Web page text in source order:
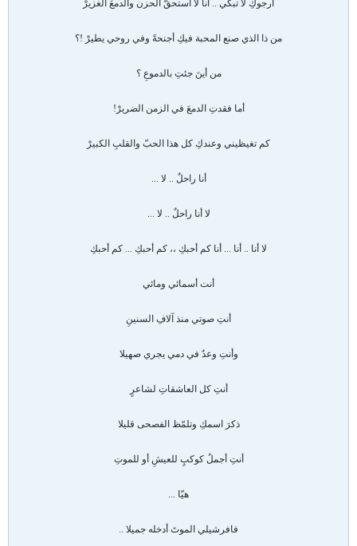
أرجوكِ لا تبكي .. أنا لا أستحقّ الحزن والدمعَ الغزيرْ
من ذا الذي صنع المحبة فيكِ أجنحةً وفي روحي يطيرْ !؟
من أينَ جئتِ بالدموعِ ؟
أما فقدتِ الدمعَ في الزمن الضريرْ!
كم تغيظيني وعندكِ كل هذا الحبّ والقلبِ الكبيرْ
أنا راحلٌ .. لا ...
لا أنا راحلٌ .. لا ...
لا أنا .. أنا ... أنا كم أحبكِ ،، كم أحبكِ ... كم أحبكِ
أنت أسمائي ومائي
أنتِ صوتي منذ آلافِ السنينِ
وأنتِ وعدٌ في دمي يجري صهيلا
أنتِ كل العاشقاتِ لشاعرٍ
ذكرَ اسمكِ وتلمّظ الفصحى قليلا
أنتِ أجملُ كوكبٍ للعيشِ أو للموتِ
هيّا ...
فافرشيلي الموتَ أدخله جميلا ..